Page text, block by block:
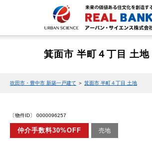
箕面市 半町４丁目 土地
吹田市・豊中市 新築一戸建て ＞ 箕面市 半町４丁目 土地
〔物件ID〕 0000096257
仲介手数料30%OFF 売地